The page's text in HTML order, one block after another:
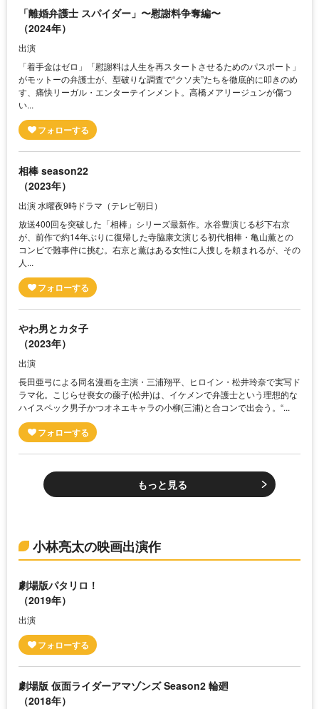
「離婚弁護士 スパイダー」〜慰謝料争奪編〜
（2024年）
出演
「着手金はゼロ」「慰謝料は人生を再スタートさせるためのパスポート」
がモットーの弁護士が、型破りな調査で“クソ夫”たちを徹底的に叩きのめ
す、痛快リーガル・エンターテインメント。高橋メアリージュンが傷つ
い...
相棒 season22
（2023年）
出演 水曜夜9時ドラマ（テレビ朝日）
放送400回を突破した「相棒」シリーズ最新作。水谷豊演じる杉下右京
が、前作で約14年ぶりに復帰した寺脇康文演じる初代相棒・亀山薫との
コンビで難事件に挑む。右京と薫はある女性に人捜しを頼まれるが、その
人...
やわ男とカタ子
（2023年）
出演
長田亜弓による同名漫画を主演・三浦翔平、ヒロイン・松井玲奈で実写ド
ラマ化。こじらせ喪女の藤子(松井)は、イケメンで弁護士という理想的な
ハイスペック男子かつオネエキャラの小柳(三浦)と合コンで出会う。“...
もっと見る
小林亮太の映画出演作
劇場版パタリロ！
（2019年）
出演
劇場版 仮面ライダーアマゾンズ Season2 輪廻
（2018年）